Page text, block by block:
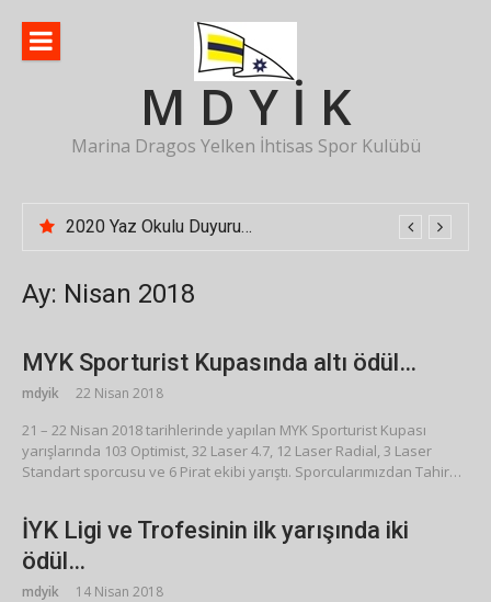
M D Y İ K
Marina Dragos Yelken İhtisas Spor Kulübü
2020 Yaz Okulu Duyurusu
Ay: Nisan 2018
MYK Sporturist Kupasında altı ödül…
mdyik 22 Nisan 2018
21 – 22 Nisan 2018 tarihlerinde yapılan MYK Sporturist Kupası
yarışlarında 103 Optimist, 32 Laser 4.7, 12 Laser Radial, 3 Laser
Standart sporcusu ve 6 Pirat ekibi yarıştı. Sporcularımızdan Tahir…
İYK Ligi ve Trofesinin ilk yarışında iki
ödül…
mdyik 14 Nisan 2018